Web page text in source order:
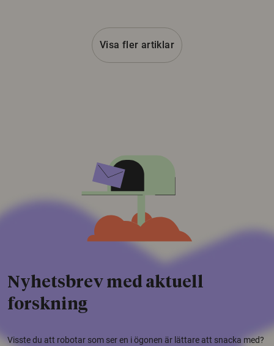
Visa fler artiklar
Nyhetsbrev med aktuell
forskning
Visste du att robotar som ser en i ögonen är lättare att snacka med?